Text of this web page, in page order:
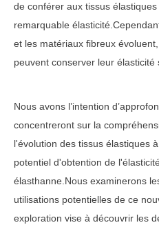
de conférer aux tissus
remarquable
et les matériaux fibreux
peuvent conserver leur élasticité
Nous avons l’intention
concentreront sur la
l'évolution des tissus élastiques
potentiel d'obtention de
élasthanne.Nous examinerons
utilisations potentielles de ce
exploration vise à découvrir les